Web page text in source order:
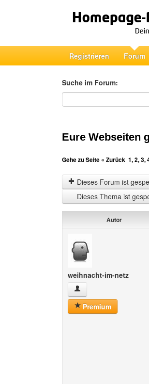
Registrieren Forum
Suche im Forum:
Suche im Forum
Eure Webseiten
Gehe zu Seite « Zurück 1,2,3,
Dieses Forum ist
Dieses Thema ist
Autor
weihnacht-im-netz
weihnacht-im-netz
Premium